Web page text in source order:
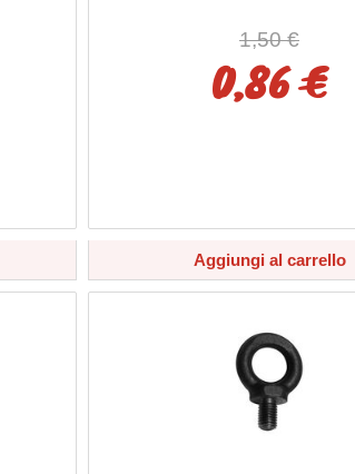
1,50 €
0,86 €
Aggiungi al carrello